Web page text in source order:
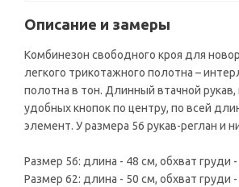
Описание и замеры
Комбинезон свободного кроя для
легкого трикотажного полотна –
полотна в тон. Длинный втачной
удобных кнопок по центру, по всей
элемент. У размера 56 рукав-реглан и
Размер 56: длина - 48 см, обхват груди
Размер 62: длина - 50 см, обхват груди